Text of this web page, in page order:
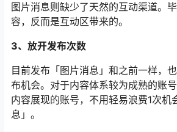
图片消息则缺少了天然的互动渠道。
容，反而是互动区带来的。
3、放开发布次数
目前发布「图片消息」和之前一样，
布机会。对于内容体系较为成熟的账
内容展现的账号，不用轻易浪费1次机
息」。